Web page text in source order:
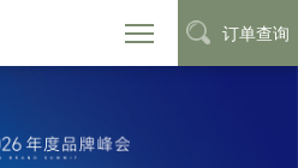
订单查询